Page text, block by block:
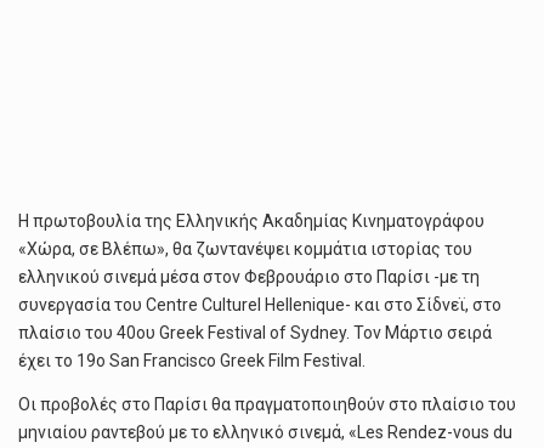
Η πρωτοβουλία της Ελληνικής Ακαδημίας Κινηματογράφου
«Χώρα, σε Βλέπω», θα ζωντανέψει κομμάτια ιστορίας του
ελληνικού σινεμά μέσα στον Φεβρουάριο στο Παρίσι -με τη
συνεργασία του Centre Culturel Hellenique- και στο Σίδνεϊ, στο
πλαίσιο του 40ου Greek Festival of Sydney. Τον Μάρτιο σειρά
έχει το 19ο San Francisco Greek Film Festival.
Οι προβολές στο Παρίσι θα πραγματοποιηθούν στο πλαίσιο του
μηνιαίου ραντεβού με το ελληνικό σινεμά, «Les Rendez-vous du